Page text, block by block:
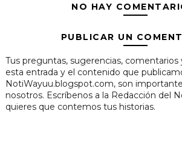
NO HAY
PUBLICAR UN
Tus preguntas, sugerencias, comentarios
esta entrada y el contenido que
NotiWayuu.blogspot.com, son
nosotros. Escríbenos a la Redacción del
quieres que contemos tus historias.